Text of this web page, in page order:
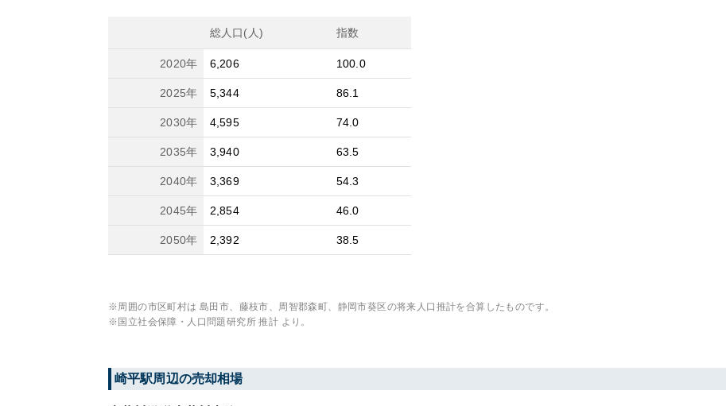
総人口(人) 指数
2020年 6,206 100.0
2025年 5,344 86.1
2030年 4,595 74.0
2035年 3,940 63.5
2040年 3,369 54.3
2045年 2,854 46.0
2050年 2,392 38.5
※周囲の市区町村は 島田市、藤枝市、周智郡森町、静岡市葵区の将来人口推計を合算したものです。
※国立社会保障・人口問題研究所 推計 より。
崎平駅周辺の売却相場